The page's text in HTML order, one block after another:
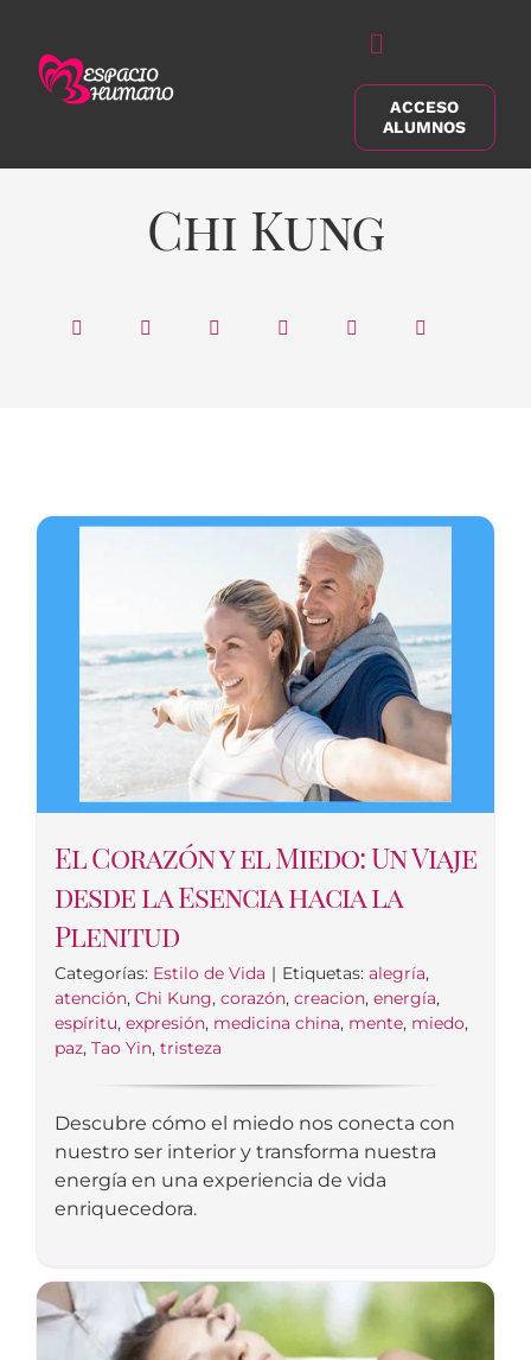
contenido
Alternar
navegación
Buscar:
ACCESO
ALUMNOS
Chi Kung
El Corazón y el Miedo: Un Viaje
desde la Esencia hacia la
Plenitud
Categorías: Estilo de Vida | Etiquetas: alegría,
atención, Chi Kung, corazón, creacion, energía,
espíritu, expresión, medicina china, mente, miedo,
paz, Tao Yin, tristeza
Descubre cómo el miedo nos conecta con
nuestro ser interior y transforma nuestra
energía en una experiencia de vida
enriquecedora.